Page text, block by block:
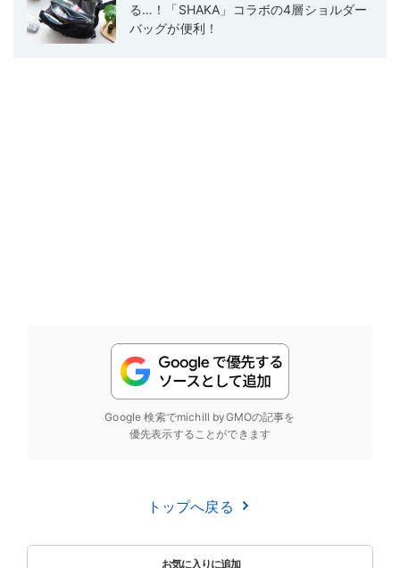
る…！「SHAKA」コラボの4層ショルダー
バッグが便利！
Google 検索でmichill byGMOの記事を
優先表示することができます
トップへ戻る